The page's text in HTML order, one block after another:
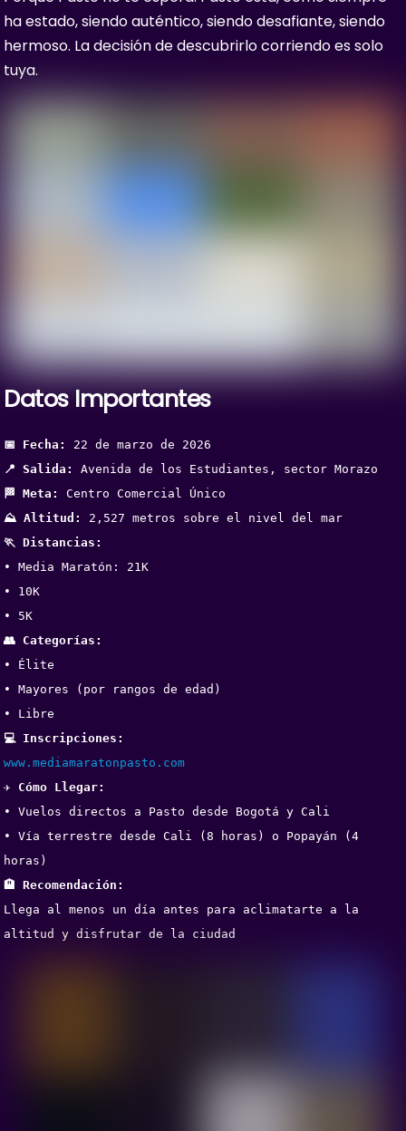
ha estado, siendo auténtico, siendo desafiante, siendo
hermoso. La decisión de descubrirlo corriendo es solo
tuya.
Datos Importantes
📅 Fecha:
22 de marzo de 2026
📍 Salida:
Avenida de los Estudiantes, sector Morazo
🏁 Meta:
Centro Comercial Único
⛰️ Altitud:
2,527 metros sobre el nivel del mar
🏃 Distancias:
• Media Maratón: 21K
• 10K
• 5K
👥 Categorías:
• Élite
• Mayores (por rangos de edad)
• Libre
💻 Inscripciones:
www.mediamaratonpasto.com
✈️ Cómo Llegar:
• Vuelos directos a Pasto desde Bogotá y Cali
• Vía terrestre desde Cali (8 horas) o Popayán (4
horas)
🏨 Recomendación:
Llega al menos un día antes para aclimatarte a la
altitud y disfrutar de la ciudad